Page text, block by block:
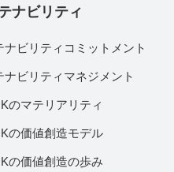
ナビリティ
ナビリティコミットメント
ナビリティマネジメント
のマテリアリティ
の価値創造モデル
の価値創造の歩み